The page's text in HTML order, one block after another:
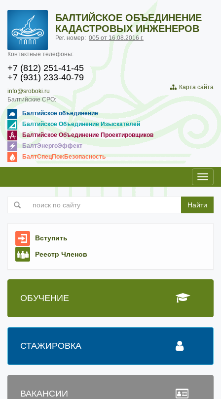
БАЛТИЙСКОЕ ОБЪЕДИНЕНИЕ
КАДАСТРОВЫХ ИНЖЕНЕРОВ
Рег. номер: 005 от 16.08.2016 г.
Контактные телефоны:
+7 (812) 251-41-45
+7 (931) 233-40-79
info@sroboki.ru
Карта сайта
Балтийские СРО:
Балтийское объединение
Балтийское Объединение Изыскателей
Балтийское Объединение Проектировщиков
БалтЭнергоЭффект
БалтСпецПожБезопасность
Найти
Вступить
Реестр Членов
ОБУЧЕНИЕ
СТАЖИРОВКА
ВАКАНСИИ